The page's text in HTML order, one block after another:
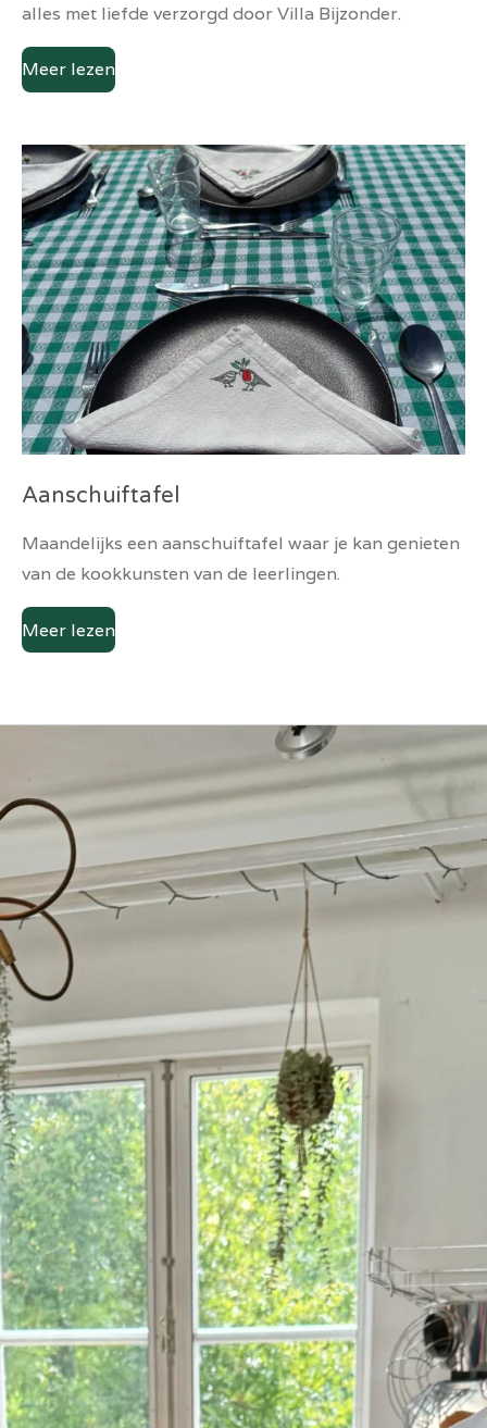
alles met liefde verzorgd door Villa Bijzonder.
Meer lezen
Aanschuiftafel
Maandelijks een aanschuiftafel waar je kan genieten
van de kookkunsten van de leerlingen.
Meer lezen